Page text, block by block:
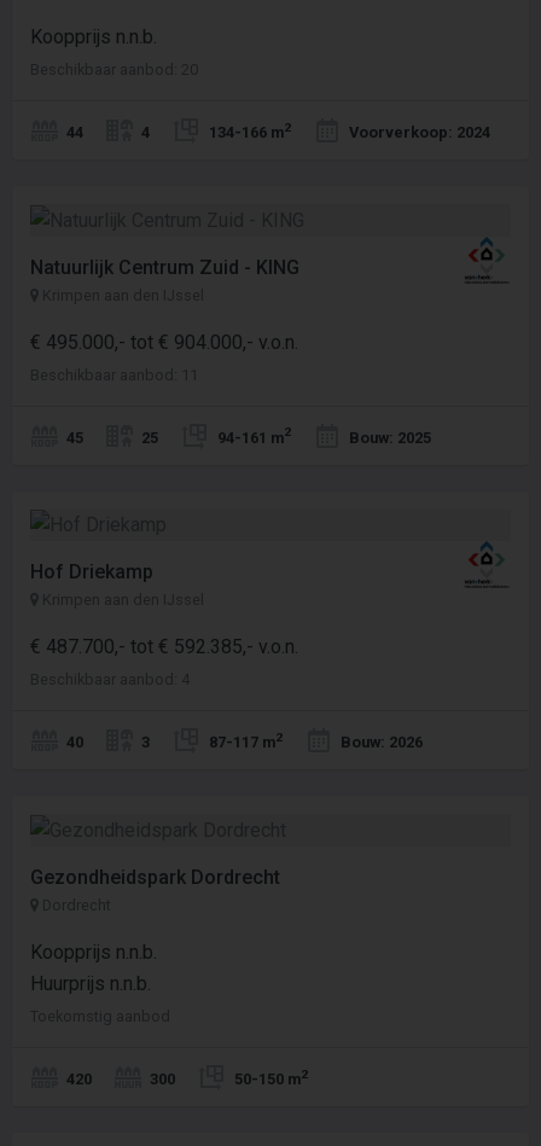
Koopprijs n.n.b.
Beschikbaar aanbod: 20
44 4 134-166 m2 Voorverkoop: 2024
Natuurlijk Centrum Zuid - KING
Krimpen aan den IJssel
€ 495.000,- tot € 904.000,- v.o.n.
Beschikbaar aanbod: 11
45 25 94-161 m2 Bouw: 2025
Hof Driekamp
Krimpen aan den IJssel
€ 487.700,- tot € 592.385,- v.o.n.
Beschikbaar aanbod: 4
40 3 87-117 m2 Bouw: 2026
Gezondheidspark Dordrecht
Dordrecht
Koopprijs n.n.b.
Huurprijs n.n.b.
Toekomstig aanbod
420 300 50-150 m2